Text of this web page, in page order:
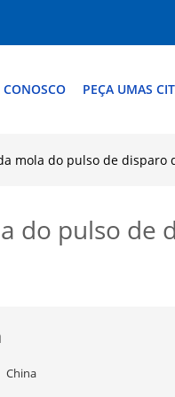
PEÇA UMAS
mola do pulso de disparo
do pulso de
China